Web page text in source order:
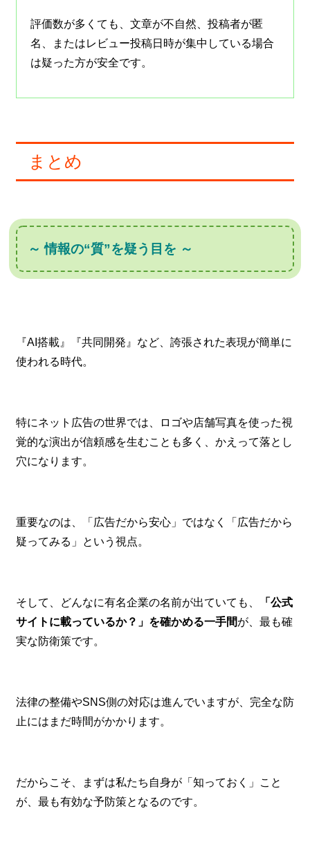
評価数が多くても、文章が不自然、投稿者が匿
名、またはレビュー投稿日時が集中している場合
は疑った方が安全です。
まとめ
～ 情報の“質”を疑う目を ～
『AI搭載』『共同開発』など、誇張された表現が簡単に
使われる時代。
特にネット広告の世界では、ロゴや店舗写真を使った視
覚的な演出が信頼感を生むことも多く、かえって落とし
穴になります。
重要なのは、「広告だから安心」ではなく「広告だから
疑ってみる」という視点。
そして、どんなに有名企業の名前が出ていても、
「公式
サイトに載っているか？」を確かめる一手間が、最も確
実な防衛策です。
法律の整備やSNS側の対応は進んでいますが、完全な防
止にはまだ時間がかかります。
だからこそ、まずは私たち自身が「知っておく」こと
が、最も有効な予防策となるのです。